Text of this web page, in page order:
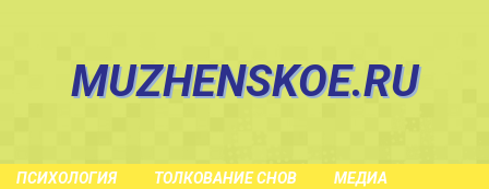
MUZHENSKOE.RU
ПСИХОЛОГИЯ ТОЛКОВАНИЕ СНОВ
МЕДИА